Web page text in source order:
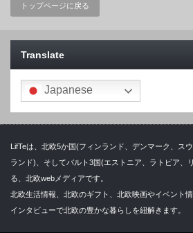
トップページに戻る
Translate
Japanese
LifTeは、北欧5か国(フィンランド、デンマーク、ス
ランド)、そしてバルト3国(エストニア、ラトビア、
る、北欧webメディアです。
北欧生活情報、北欧のギフト、北欧映画やイベント
インタビューで北欧の豊かな暮らしを紐解きます。